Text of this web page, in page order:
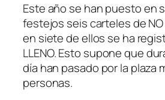
Este año se han puesto en
festejos seis carteles de NO
en siete de ellos se ha
LLENO. Esto supone que
día han pasado por la plaza
personas.